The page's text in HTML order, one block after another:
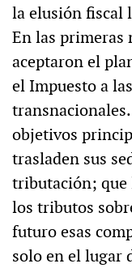
la elusión fiscal
En las primeras
aceptaron el
el Impuesto a
objetivos
trasladen sus
tributación; que
los tributos
futuro esas
solo en el lugar